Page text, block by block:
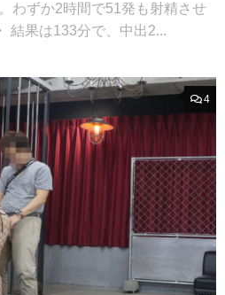
わずか2時間で51発も射精させ
結果は133分で、中出2...
4